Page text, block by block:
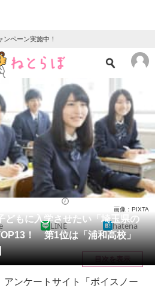
ペーン実施中！
ニュース
クイズ
地域
教育・育児
リサーチ
ジ
どもに入学させたい「埼玉県の
！ 第1位は「浦和高校」
画像：PIXTA
LINE hatena
目次を表示
ンケートサイト「ボイスノー